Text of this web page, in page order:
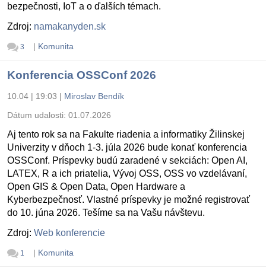
bezpečnosti, IoT a o ďalších témach.
Zdroj: namakanyden.sk
3 | Komunita
Konferencia OSSConf 2026
10.04 | 19:03 | Miroslav Bendík
Dátum udalosti: 01.07.2026
Aj tento rok sa na Fakulte riadenia a informatiky Žilinskej
Univerzity v dňoch 1-3. júla 2026 bude konať konferencia
OSSConf. Príspevky budú zaradené v sekciách: Open AI,
LATEX, R a ich priatelia, Vývoj OSS, OSS vo vzdelávaní,
Open GIS & Open Data, Open Hardware a
Kyberbezpečnosť. Vlastné príspevky je možné registrovať
do 10. júna 2026. Tešíme sa na Vašu návštevu.
Zdroj: Web konferencie
1 | Komunita